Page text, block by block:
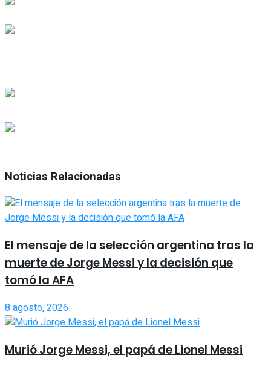
Noticias Relacionadas
El mensaje de la selección argentina tras la
muerte de Jorge Messi y la decisión que
tomó la AFA
8 agosto, 2026
Murió Jorge Messi, el papá de Lionel Messi